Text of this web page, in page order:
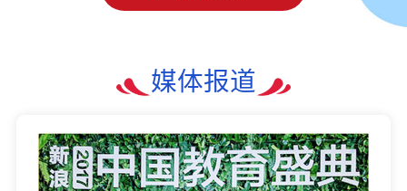
媒体报道